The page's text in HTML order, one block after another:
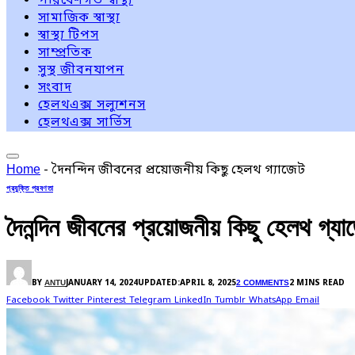
সামাজিক স্বাস্থ্য
স্বাস্থ্য টিপস
সাম্প্রতিক
সুস্থ জীবনযাপন
সংবাদ
হেলথএক্স সল্যুশনস
হেলথএক্স সার্ভিস
Home - দৈনন্দিন জীবনের প্রয়োজনীয় কিছু হেলথ গ্যাজেট
প্রযুক্তি প্রবণতা
দৈনন্দিন জীবনের প্রয়োজনীয় কিছু হেলথ
BY ANTU JANUARY 14, 2024UPDATED:APRIL 8, 20252 COMMENTS2 MINS READ
Facebook Twitter Pinterest Telegram LinkedIn Tumblr WhatsApp Email